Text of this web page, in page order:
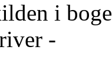
i
-